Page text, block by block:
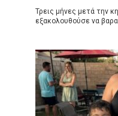
Τρεις μήνες μετά την
εξακολουθούσε να